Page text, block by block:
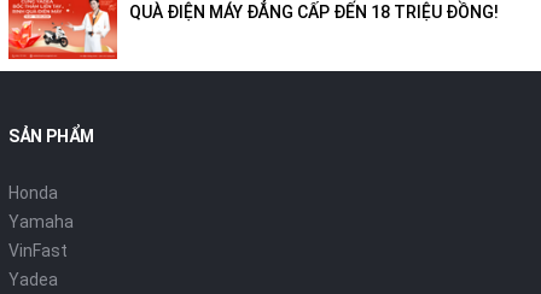
QUÀ ĐIỆN MÁY ĐẲNG CẤP ĐẾN 18 TRIỆU ĐỒNG!
SẢN PHẨM
Honda
Yamaha
VinFast
Yadea